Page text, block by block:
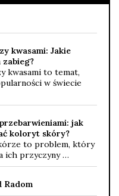
kwasami: Jakie
kwasami to temat,
w świecie
jak
koloryt skóry?
to problem, który
ich przyczyny …
Radom